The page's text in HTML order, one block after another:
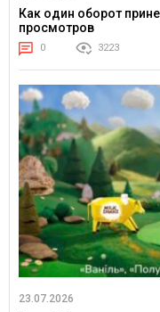
Как один оборот
просмотров
0 3223
23.07.2026